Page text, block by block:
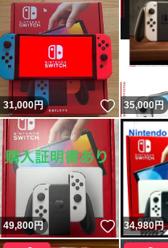
31,000円 いいね！
35,000円
49,800円 いいね！
34,980円